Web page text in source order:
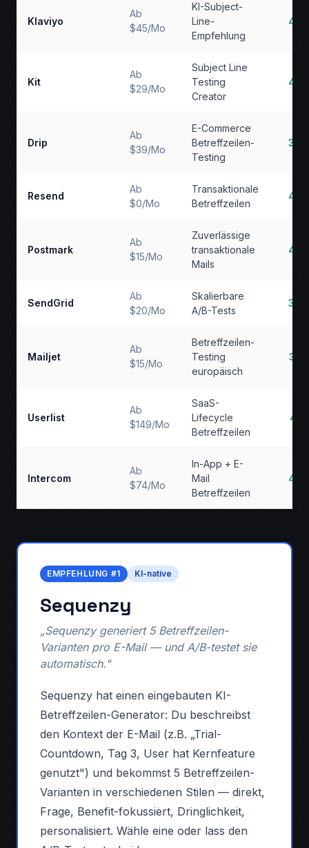
Klaviyo
Ab
$45/Mo
KI-Subject-
Line-
Empfehlung
4.2
Kit
Ab
$29/Mo
Subject Line
Testing
Creator
4.0
Drip
Ab
$39/Mo
E-Commerce
Betreffzeilen-
Testing
3.9
Resend
Ab
$0/Mo
Transaktionale
Betreffzeilen
4.0
Postmark
Ab
$15/Mo
Zuverlässige
transaktionale
Mails
4.2
SendGrid
Ab
$20/Mo
Skalierbare
A/B-Tests
3.9
Mailjet
Ab
$15/Mo
Betreffzeilen-
Testing
europäisch
3.7
Userlist
Ab
$149/Mo
SaaS-
Lifecycle
Betreffzeilen
4.1
Intercom
Ab
$74/Mo
In-App + E-
Mail
Betreffzeilen
4.0
EMPFEHLUNG #1 KI-native
Sequenzy
„Sequenzy generiert 5 Betreffzeilen-
Varianten pro E-Mail — und A/B-testet sie
automatisch."
Sequenzy hat einen eingebauten KI-
Betreffzeilen-Generator: Du beschreibst
den Kontext der E-Mail (z.B. „Trial-
Countdown, Tag 3, User hat Kernfeature
genutzt") und bekommst 5 Betreffzeilen-
Varianten in verschiedenen Stilen — direkt,
Frage, Benefit-fokussiert, Dringlichkeit,
personalisiert. Wähle eine oder lass den